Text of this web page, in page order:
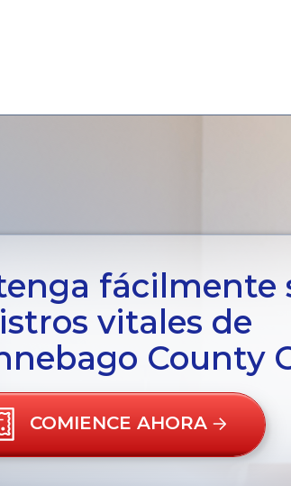
fácilmente
vitales de
County
COMIENCE AHORA